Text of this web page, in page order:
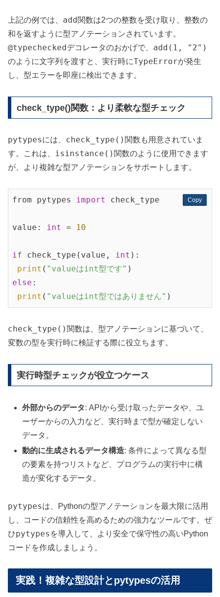
上記の例では、 add関数は2つの整数を受け取り、整数の
和を返すように型アノテーションされています。
@typecheckedデコレータのおかげで、 add(1, "2")
のように文字列を渡すと、実行時にTypeErrorが発生
し、型エラーを即座に検出できます。
check_type()関数：より柔軟な型チェック
pytypesには、 check_type() 関数も用意されていま
す。これは、 isinstance() 関数のように使用できます
が、より複雑な型アノテーションをサポートします。
Copy
Copy
from pytypes import check_type
value: int = 10
if check_type(value, int ):
print ( "valueはint型です"
else :
print ( "valueはint型ではありません"
check_type() 関数は、型アノテーションに基づいて、
変数の型を実行時に検証する際に役立ちます。
実行時型チェックが役立つケース
外部からのデータ: APIから受け取ったデータや、ユ
ーザーからの入力など、実行時まで型が確定しない
データ。
動的に生成されるデータ構造: 条件によって異なる型
の要素を持つリストなど、プログラムの実行中に構
造が変化するデータ。
pytypesは、Pythonの型アノテーションを最大限に活用
し、コードの信頼性を高めるための強力なツールです。ぜ
ひpytypes を導入して、より安全で保守性の高いPython
コードを作成しましょう。
実践！複雑な型設計とpytypesの活用